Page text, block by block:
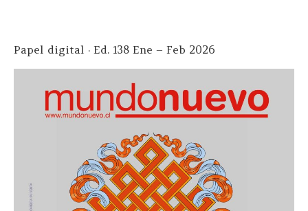
Papel digital · Ed. 138 Ene – Feb 2026